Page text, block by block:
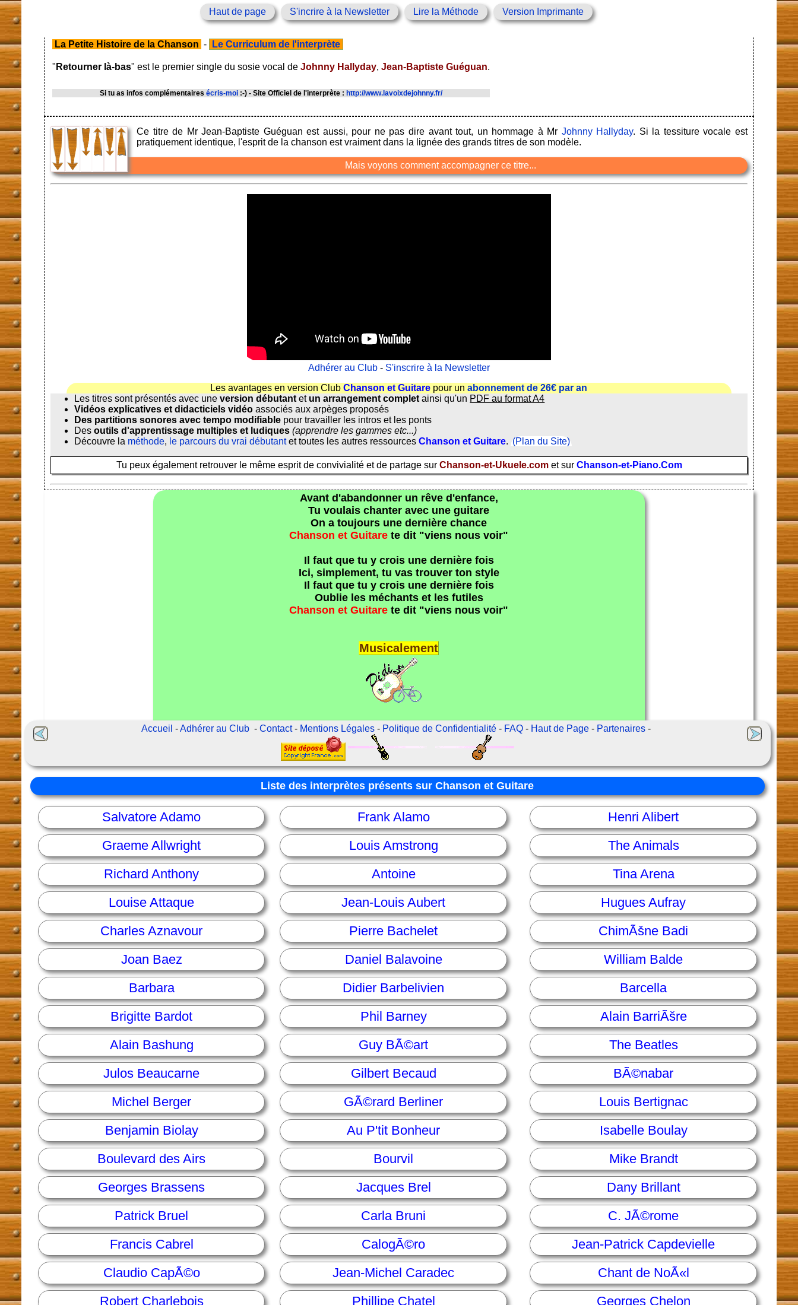
Haut de page S'incrire à la Newsletter Lire la Méthode Version Imprimante
La Petite Histoire de la Chanson - Le Curriculum de l'interprète
" Retourner là-bas" est le premier single du sosie vocal deJohnny Hallyday,Jean-Baptiste Guéguan.
Si tu as infos complémentairesécris-moi :-) - Site Officiel de l'interprète : http://www.lavoixdejohnny.fr/
Ce titre de Mr Jean-Baptiste Guéguan est aussi, pour ne pas dire avant tout, un hommage à Mr Johnny Hallyday. Si la tessiture vocale est
pratiquement identique, l'esprit de la chanson est vraiment dans la lignée des grands titres de son modèle.
Mais voyons comment accompagner ce titre...
Adhérer au Club - S'inscrire à la Newsletter
Les avantages en version ClubChanson et Guitare pour unabonnement de 26€ par an
Les titres sont présentés avec uneversion débutant et un arrangement complet ainsi qu'un PDF au format A4
Vidéos explicatives et didacticiels vidéo associés aux arpèges proposés
Des partitions sonores avec tempo modifiable pour travailler les intros et les ponts
Desoutils d'apprentissage multiples et ludiques (apprendre les gammes etc...)
Découvre la méthode, le parcours du vrai débutantet toutes les autres ressourcesChanson et Guitare. (Plan du Site)
Tu peux également retrouver le même esprit de convivialité et de partage sur Chanson-et-Ukuele.comet sur Chanson-et-Piano.Com
Avant d'abandonner un rêve d'enfance,
Tu voulais chanter avec une guitare
On a toujours une dernière chance
Chanson et Guitare te dit "viens nous voir"
Il faut que tu y crois une dernière fois
Ici, simplement, tu vas trouver ton style
Il faut que tu y crois une dernière fois
Oublie les méchants et les futiles
Chanson et Guitare te dit "viens nous voir"
Musicalement
Accueil -Adhérer au Club -Contact- Mentions Légales - Politique de Confidentialité - FAQ - Haut de Page - Partenaires -
Liste des interprètes présents sur Chanson et Guitare
Salvatore Adamo Frank Alamo
Henri Alibert
Graeme Allwright
Louis Amstrong
The Animals
Richard Anthony
Antoine
Tina Arena
Louise Attaque
Jean-Louis Aubert
Hugues Aufray
Charles Aznavour
Pierre Bachelet
ChimÃšne Badi
Joan Baez
Daniel Balavoine
William Balde
Barbara
Didier Barbelivien
Barcella
Brigitte Bardot
Phil Barney
Alain BarriÃšre
Alain Bashung
Guy BÃ©art
The Beatles
Julos Beaucarne
Gilbert Becaud
BÃ©nabar
Michel Berger
GÃ©rard Berliner
Louis Bertignac
Benjamin Biolay
Au P'tit Bonheur
Isabelle Boulay
Boulevard des Airs
Bourvil
Mike Brandt
Georges Brassens
Jacques Brel
Dany Brillant
Patrick Bruel
Carla Bruni
C. JÃ©rome
Francis Cabrel
CalogÃ©ro
Jean-Patrick Capdevielle
Claudio CapÃ©o
Jean-Michel Caradec
Chant de NoÃ«l
Robert Charlebois
Phillipe Chatel Georges Chelon